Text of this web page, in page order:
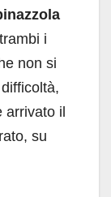
i
non si
arrivato il
su